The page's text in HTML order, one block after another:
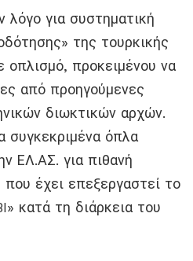
λόγο για συστηματική
της τουρκικής
οπλισμό, προκειμένου να
από προηγούμενες
διωκτικών αρχών.
συγκεκριμένα όπλα
ΕΛ.ΑΣ. για πιθανή
έχει επεξεργαστεί το
κατά τη διάρκεια του